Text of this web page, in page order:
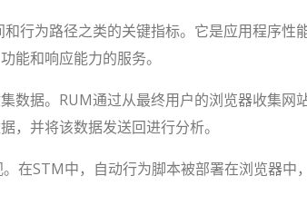
行为路径之类的关键指标。它是应用程序性
能和响应能力的服务。
数据。RUM通过从最终用户的浏览器收集网
，并将该数据发送回进行分析。
在STM中，自动行为脚本被部署在浏览器